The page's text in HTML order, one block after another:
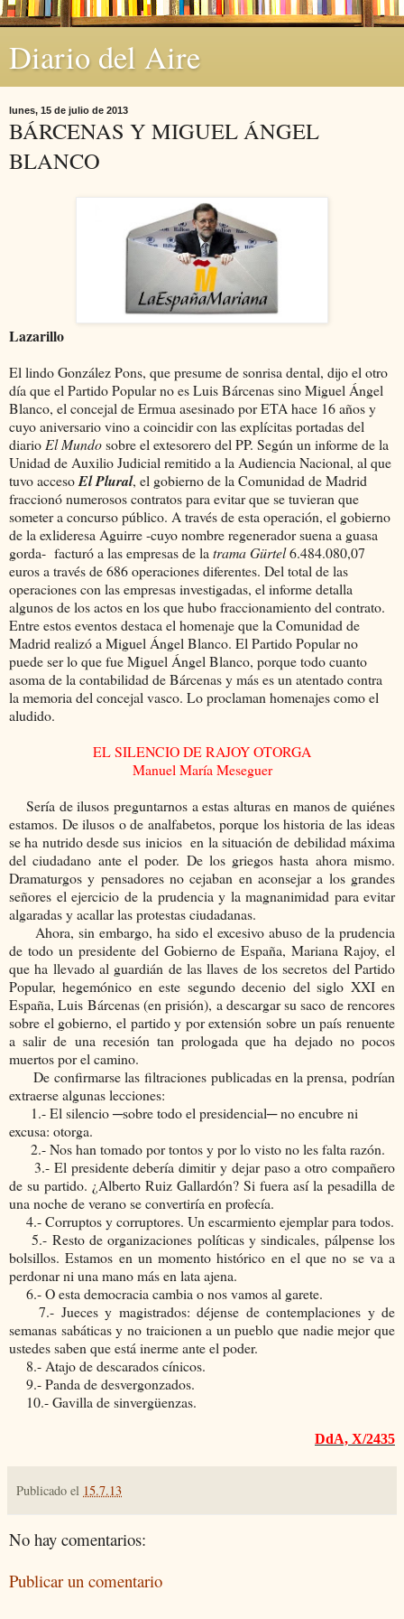
Diario del Aire
lunes, 15 de julio de 2013
BÁRCENAS Y MIGUEL ÁNGEL
BLANCO
Lazarillo
El lindo González Pons, que presume de sonrisa dental, dijo el otro
día que el Partido Popular no es Luis Bárcenas sino Miguel Ángel
Blanco, el concejal de Ermua asesinado por ETA hace 16 años y
cuyo aniversario vino a coincidir con las explícitas portadas del
diario El Mundosobre el extesorero del PP. Según un informe de la
Unidad de Auxilio Judicial remitido a la Audiencia Nacional, al que
tuvo accesoEl Plural, el gobierno de la Comunidad de Madrid
fraccionó numerosos contratos para evitar que se tuvieran que
someter a concurso público. A través de esta operación, el gobierno
de la exlideresa Aguirre -cuyo nombre regenerador suena a guasa
gorda- facturó a las empresas de la trama Gürtel6.484.080,07
euros a través de 686 operaciones diferentes. Del total de las
operaciones con las empresas investigadas, el informe detalla
algunos de los actos en los que hubo fraccionamiento del contrato.
Entre estos eventos destaca el homenaje que la Comunidad de
Madrid realizó a Miguel Ángel Blanco. El Partido Popular no
puede ser lo que fue Miguel Ángel Blanco, porque todo cuanto
asoma de la contabilidad de Bárcenas y más es un atentado contra
la memoria del concejal vasco. Lo proclaman homenajes como el
aludido.
EL SILENCIO DE RAJOY OTORGA
Manuel María Meseguer
Sería de ilusos preguntarnos a estas alturas en manos de quiénes
estamos. De ilusos o de analfabetos, porque los historia de las ideas
se ha nutrido desde sus inicios en la situación de debilidad máxima
del ciudadano ante el poder. De los griegos hasta ahora mismo.
Dramaturgos y pensadores no cejaban en aconsejar a los grandes
señores el ejercicio de la prudencia y la magnanimidad para evitar
algaradas y acallar las protestas ciudadanas.
Ahora, sin embargo, ha sido el excesivo abuso de la prudencia
de todo un presidente del Gobierno de España, Mariana Rajoy, el
que ha llevado al guardián de las llaves de los secretos del Partido
Popular, hegemónico en este segundo decenio del siglo XXI en
España, Luis Bárcenas (en prisión), a descargar su saco de rencores
sobre el gobierno, el partido y por extensión sobre un país renuente
a salir de una recesión tan prologada que ha dejado no pocos
muertos por el camino.
De confirmarse las filtraciones publicadas en la prensa, podrían
extraerse algunas lecciones:
1.- El silencio ─sobre todo el presidencial─ no encubre ni
excusa: otorga.
2.- Nos han tomado por tontos y por lo visto no les falta razón.
3.- El presidente debería dimitir y dejar paso a otro compañero
de su partido. ¿Alberto Ruiz Gallardón? Si fuera así la pesadilla de
una noche de verano se convertiría en profecía.
4.- Corruptos y corruptores. Un escarmiento ejemplar para todos.
5.- Resto de organizaciones políticas y sindicales, pálpense los
bolsillos. Estamos en un momento histórico en el que no se va a
perdonar ni una mano más en lata ajena.
6.- O esta democracia cambia o nos vamos al garete.
7.- Jueces y magistrados: déjense de contemplaciones y de
semanas sabáticas y no traicionen a un pueblo que nadie mejor que
ustedes saben que está inerme ante el poder.
8.- Atajo de descarados cínicos.
9.- Panda de desvergonzados.
10.- Gavilla de sinvergüenzas.
DdA, X/2435
Publicado el 15.7.13
No hay comentarios:
Publicar un comentario